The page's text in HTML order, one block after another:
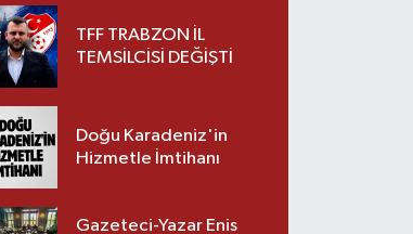
TFF TRABZON İL
TEMSİLCİSİ DEĞİŞTİ
Doğu Karadeniz'in
Hizmetle İmtihanı
Gazeteci-Yazar Enis